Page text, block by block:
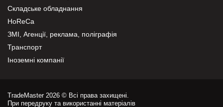
Складське обладнання
HoReCa
ЗМІ, Агенції, реклама, поліграфія
Транспорт
Іноземні компанії
TradeMaster 2026 © Всі права захищені.
При передруку та використанні матеріалів